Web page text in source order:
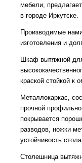
мебели,
в городе Иркутске.
Производимые
изготовления и
Шкаф вытяжной
краской стойкой к
Металлокаркас,
прочной
покрывается
разводов, ножки
устойчивость
Столешница